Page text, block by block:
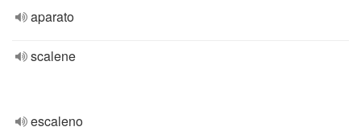
aparato
scalene
escaleno